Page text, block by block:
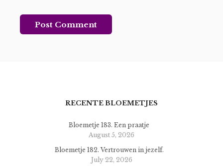
RECENTE BLOEMETJES
Bloemetje 183. Een praatje
August 5, 2026
Bloemetje 182. Vertrouwen in jezelf.
July 22, 2026